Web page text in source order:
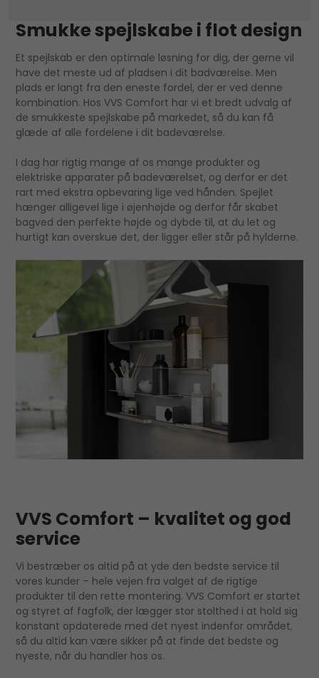
Smukke spejlskabe i flot design
Et spejlskab er den optimale løsning for dig, der gerne vil
have det meste ud af pladsen i dit badværelse. Men
plads er langt fra den eneste fordel, der er ved denne
kombination. Hos VVS Comfort har vi et bredt udvalg af
de smukkeste spejlskabe på markedet, så du kan få
glæde af alle fordelene i dit badeværelse.
I dag har rigtig mange af os mange produkter og
elektriske apparater på badeværelset, og derfor er det
rart med ekstra opbevaring lige ved hånden. Spejlet
hænger alligevel lige i øjenhøjde og derfor får skabet
bagved den perfekte højde og dybde til, at du let og
hurtigt kan overskue det, der ligger eller står på hylderne.
VVS Comfort – kvalitet og god
service
Vi bestræber os altid på at yde den bedste service til
vores kunder – hele vejen fra valget af de rigtige
produkter til den rette montering. VVS Comfort er startet
og styret af fagfolk, der lægger stor stolthed i at hold sig
konstant opdaterede med det nyest indenfor området,
så du altid kan være sikker på at finde det bedste og
nyeste, når du handler hos os.